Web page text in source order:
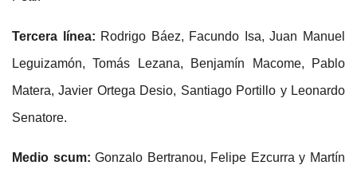
Tercera línea: Rodrigo Báez, Facundo Isa, Juan Manuel
Leguizamón, Tomás Lezana, Benjamín Macome, Pablo
Matera, Javier Ortega Desio, Santiago Portillo y Leonardo
Senatore.
Medio scum: Gonzalo Bertranou, Felipe Ezcurra y Martín